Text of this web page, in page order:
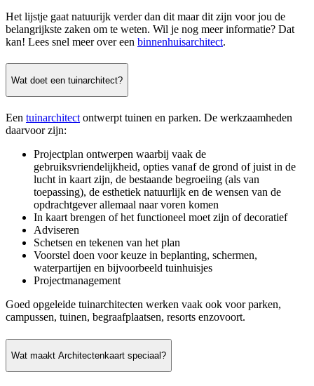
Het lijstje gaat natuurijk verder dan dit maar dit zijn voor jou de
belangrijkste zaken om te weten. Wil je nog meer informatie? Dat
kan! Lees snel meer over een binnenhuisarchitect.
Wat doet een tuinarchitect?
Een tuinarchitect ontwerpt tuinen en parken. De werkzaamheden
daarvoor zijn:
Projectplan ontwerpen waarbij vaak de
gebruiksvriendelijkheid, opties vanaf de grond of juist in de
lucht in kaart zijn, de bestaande begroeiing (als van
toepassing), de esthetiek natuurlijk en de wensen van de
opdrachtgever allemaal naar voren komen
In kaart brengen of het functioneel moet zijn of decoratief
Adviseren
Schetsen en tekenen van het plan
Voorstel doen voor keuze in beplanting, schermen,
waterpartijen en bijvoorbeeld tuinhuisjes
Projectmanagement
Goed opgeleide tuinarchitecten werken vaak ook voor parken,
campussen, tuinen, begraafplaatsen, resorts enzovoort.
Wat maakt Architectenkaart speciaal?